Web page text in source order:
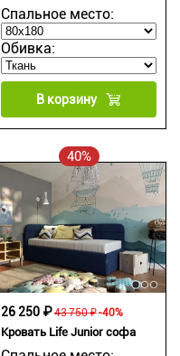
Спальное место:
Обивка:
В корзину
40%
Кровать Life Junior софа
43 750 ₽
26 250 ₽ -40%